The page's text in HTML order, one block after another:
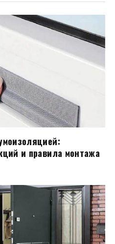
и правила монтажа